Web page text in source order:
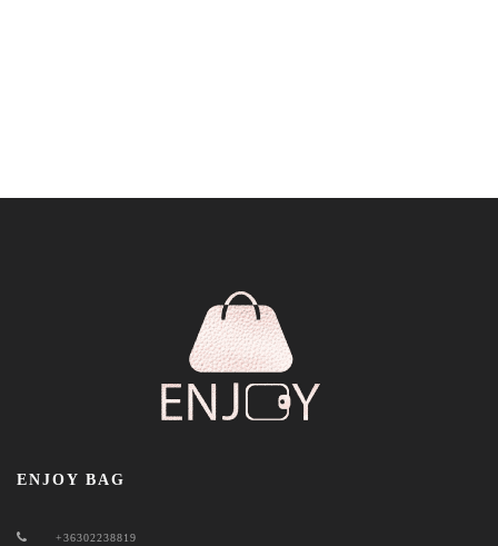
ENJOY BAG
+36302238819